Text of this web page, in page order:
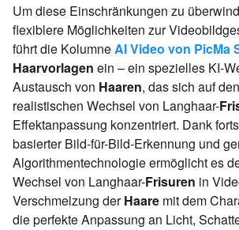
Um diese Einschränkungen zu
flexiblere Möglichkeiten zur
führt die Kolumne AI Video von PicMa
Haarvorlagen ein – ein spezielles KI-
Austausch von Haaren, das sich auf
realistischen Wechsel von Langhaar-
Effektanpassung konzentriert. Dank
basierter Bild-für-Bild-Erkennung und
Algorithmentechnologie ermöglicht es
Wechsel von Langhaar-Frisuren in
Verschmelzung derHaare mit dem
die perfekte Anpassung an Licht,